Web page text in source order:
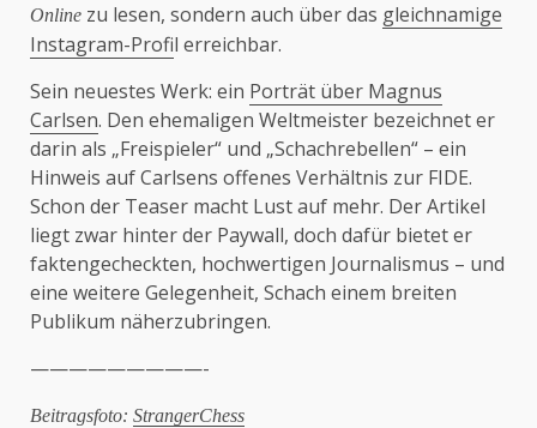
Online zu lesen, sondern auch über das gleichnamige
Instagram-Profil erreichbar.
Sein neuestes Werk: ein Porträt über Magnus
Carlsen. Den ehemaligen Weltmeister bezeichnet er
darin als „Freispieler“ und „Schachrebellen“ – ein
Hinweis auf Carlsens offenes Verhältnis zur FIDE.
Schon der Teaser macht Lust auf mehr. Der Artikel
liegt zwar hinter der Paywall, doch dafür bietet er
faktengecheckten, hochwertigen Journalismus – und
eine weitere Gelegenheit, Schach einem breiten
Publikum näherzubringen.
—————————-
Beitragsfoto: StrangerChess